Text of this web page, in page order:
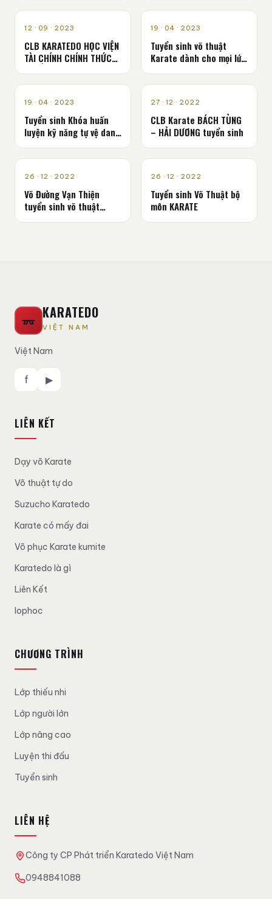
TUYỂN SINH
12 · 09 · 2023
CLB KARATEDO HỌC VIỆN
TÀI CHÍNH CHÍNH THỨC
TUYỂN SINH
19 · 04 · 2023
Tuyển sinh võ thuật
Karate dành cho mọi lứa
TUYỂN SINH
19 · 04 · 2023
Tuyển sinh Khóa huấn
luyện kỹ năng tự vệ danh
TUYỂN SINH
27 · 12 · 2022
CLB Karate BÁCH TÙNG
– HẢI DƯƠNG tuyển sinh
TUYỂN SINH
26 · 12 · 2022
Võ Đường Vạn Thiện
tuyển sinh võ thuật
TUYỂN SINH
26 · 12 · 2022
Tuyển sinh Võ Thuật bộ
môn KARATE
KARATEDO
VIỆT NAM
Việt Nam
f ▶
LIÊN KẾT
Dạy võ Karate
Võ thuật tự do
Suzucho Karatedo
Karate có mấy đai
Võ phục Karate kumite
Karatedo là gì
Liên Kết
lophoc
CHƯƠNG TRÌNH
Lớp thiếu nhi
Lớp người lớn
Lớp nâng cao
Luyện thi đấu
Tuyển sinh
LIÊN HỆ
Công ty CP Phát triển Karatedo Việt Nam
0948841088